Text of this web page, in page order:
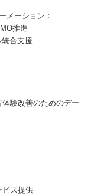
メーション：
推進
合支援
験改善のためのデー
ビス提供